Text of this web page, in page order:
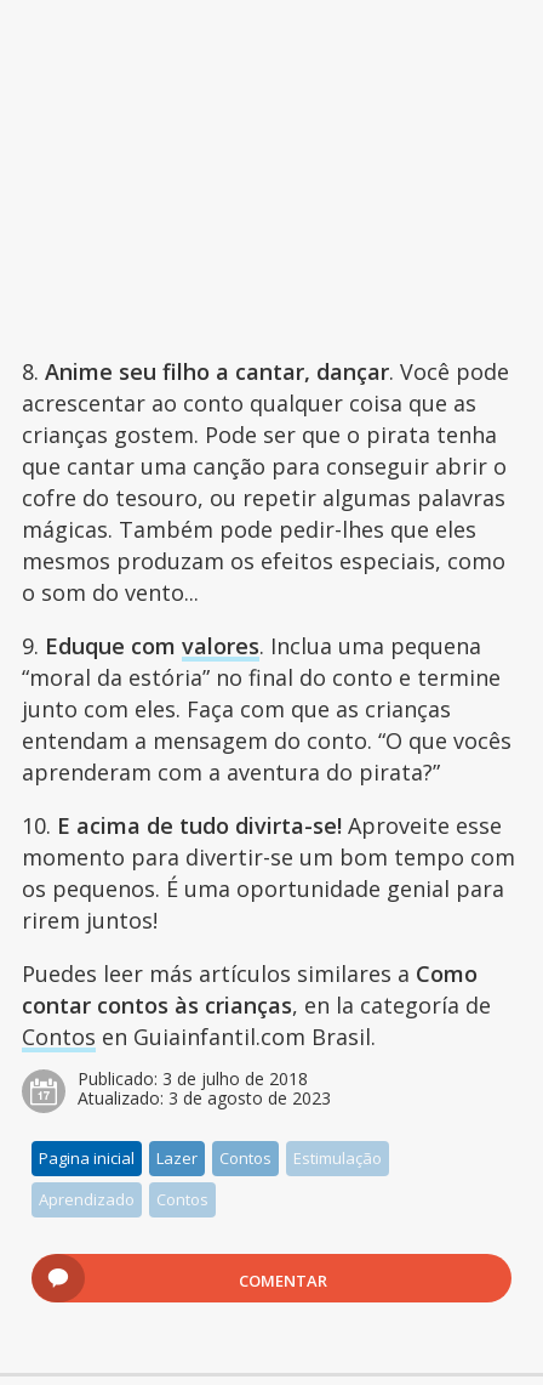
8. Anime seu filho a cantar, dançar. Você pode
acrescentar ao conto qualquer coisa que as
crianças gostem. Pode ser que o pirata tenha
que cantar uma canção para conseguir abrir o
cofre do tesouro, ou repetir algumas palavras
mágicas. Também pode pedir-lhes que eles
mesmos produzam os efeitos especiais, como
o som do vento...
9. Eduque com valores. Inclua uma pequena
“moral da estória” no final do conto e termine
junto com eles. Faça com que as crianças
entendam a mensagem do conto. “O que vocês
aprenderam com a aventura do pirata?”
10. E acima de tudo divirta-se!Aproveite esse
momento para divertir-se um bom tempo com
os pequenos. É uma oportunidade genial para
rirem juntos!
Puedes leer más artículos similares a Como
contar contos às crianças, en la categoría de
Contos en Guiainfantil.com Brasil.
Publicado: 3 de julho de 2018
Atualizado: 3 de agosto de 2023
Pagina inicial Lazer Contos
Estimulação
Aprendizado
Contos
COMENTAR